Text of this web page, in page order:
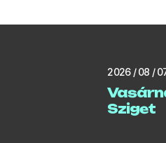
2026 / 08 /
Sziget